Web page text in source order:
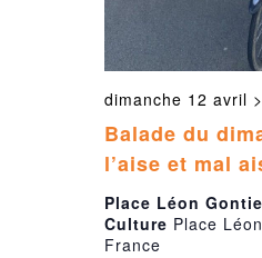
Balade du
l’aise et mal
dimanche 12 avril
Place Léon
Culture Place
France